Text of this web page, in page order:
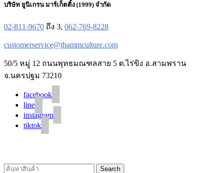
บริษัท ยูนิเกรน มาร์เก็ตติ้ง (1999) จำกัด
02-811-9670 ถึง 3, 062-769-8228
customerservice@thammculture.com
50/5 หมู่ 12 ถนนพุทธมณฑลสาย 5 ต.ไร่ขิง อ.สามพราน
จ.นครปฐม 73210
facebook
line
instagram
tiktok
Search